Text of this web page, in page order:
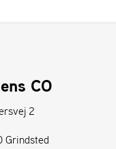
CO
2
Grindsted